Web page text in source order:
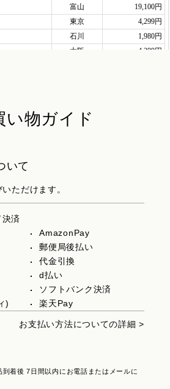
い物ガイド
いて
ただけます。
決済
AmazonPay
郵便局後払い
代金引換
d払い
ソフトバンク決済
)
楽天Pay
お支払い方法についての詳細 >
着後 7日間以内にお電話またはメールに